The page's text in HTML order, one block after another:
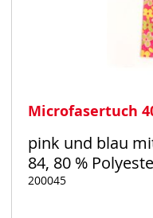
Microfasertuch
pink und blau
84, 80 %
200045